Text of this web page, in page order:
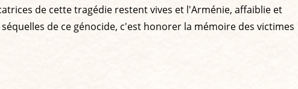
de cette tragédie restent vives et l'Arménie, affaiblie et
de ce génocide, c'est honorer la mémoire des victimes